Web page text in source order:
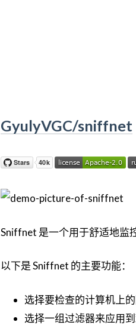
GyulyVGC/sniffnet
Sniffnet 是一个用于舒适地监
以下是 Sniffnet 的主要功能：
选择要检查的计算机上
选择一组过滤器来应用